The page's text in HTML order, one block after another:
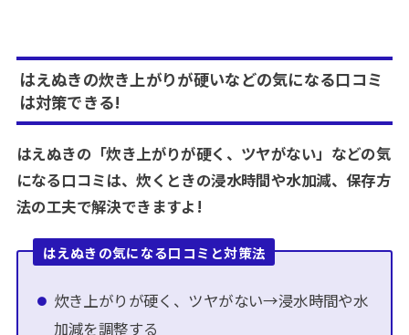
はえぬきの炊き上がりが硬いなどの気になる口コミ
は対策できる!
はえぬきの「炊き上がりが硬く、ツヤがない」などの気
になる口コミは、炊くときの浸水時間や水加減、保存方
法の工夫で解決できますよ!
はえぬきの気になる口コミと対策法
炊き上がりが硬く、ツヤがない→浸水時間や水
加減を調整する